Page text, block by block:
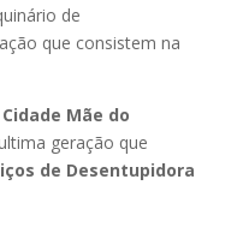
de
que consistem na
Mãe do
geração que
de Desentupidora